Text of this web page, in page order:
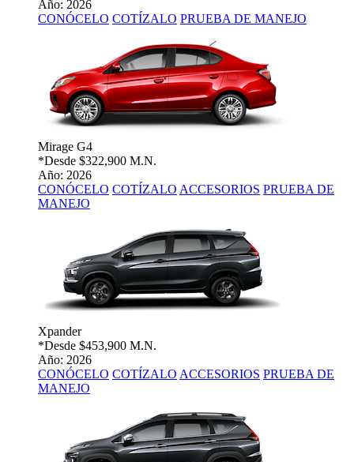
Año: 2026
CONÓCELO COTÍZALO PRUEBA DE MANEJO
Mirage G4
*Desde $322,900 M.N.
Año: 2026
CONÓCELO COTÍZALO ACCESORIOS PRUEBA DE
MANEJO
Xpander
*Desde $453,900 M.N.
Año: 2026
CONÓCELO COTÍZALO ACCESORIOS PRUEBA DE
MANEJO